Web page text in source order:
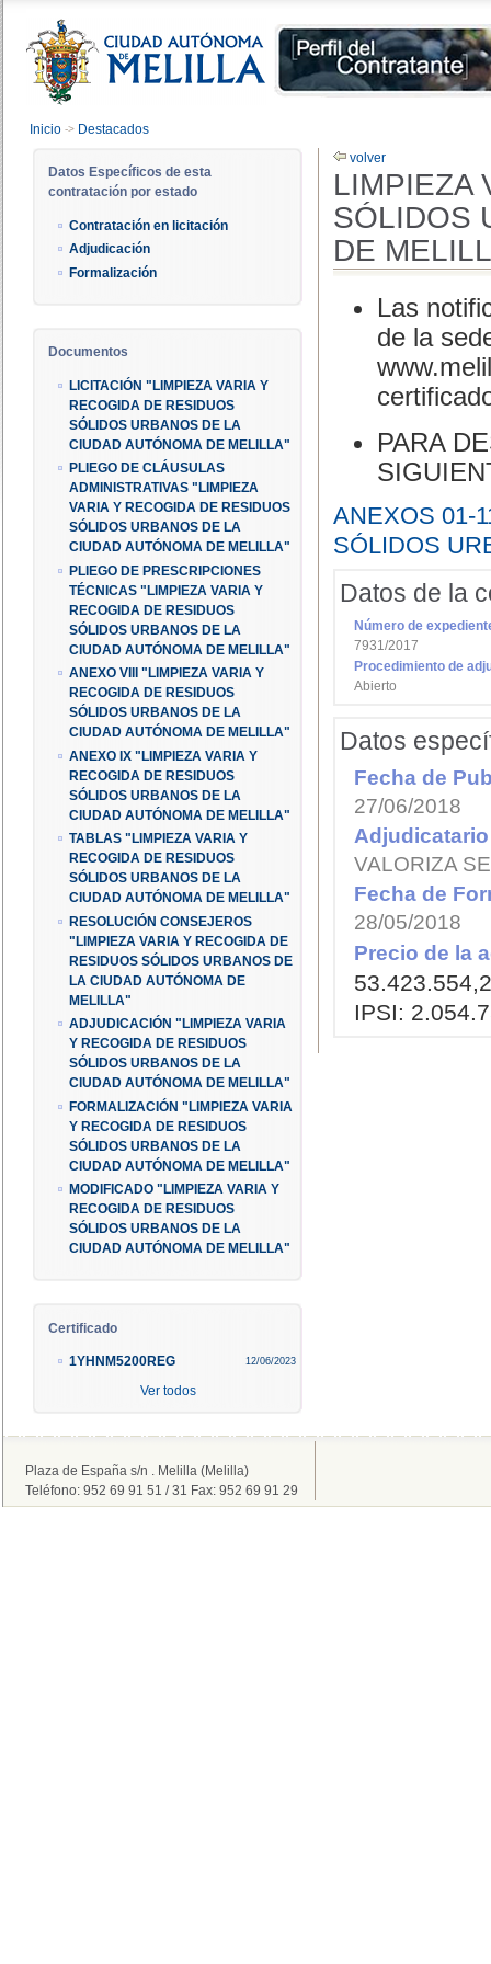
Inicio -> Destacados
Datos Específicos de esta
contratación por estado
Contratación en licitación
Adjudicación
Formalización
Documentos
LICITACIÓN "LIMPIEZA VARIA Y
RECOGIDA DE RESIDUOS
SÓLIDOS URBANOS DE LA
CIUDAD AUTÓNOMA DE MELILLA"
PLIEGO DE CLÁUSULAS
ADMINISTRATIVAS "LIMPIEZA
VARIA Y RECOGIDA DE RESIDUOS
SÓLIDOS URBANOS DE LA
CIUDAD AUTÓNOMA DE MELILLA"
PLIEGO DE PRESCRIPCIONES
TÉCNICAS "LIMPIEZA VARIA Y
RECOGIDA DE RESIDUOS
SÓLIDOS URBANOS DE LA
CIUDAD AUTÓNOMA DE MELILLA"
ANEXO VIII "LIMPIEZA VARIA Y
RECOGIDA DE RESIDUOS
SÓLIDOS URBANOS DE LA
CIUDAD AUTÓNOMA DE MELILLA"
ANEXO IX "LIMPIEZA VARIA Y
RECOGIDA DE RESIDUOS
SÓLIDOS URBANOS DE LA
CIUDAD AUTÓNOMA DE MELILLA"
TABLAS "LIMPIEZA VARIA Y
RECOGIDA DE RESIDUOS
SÓLIDOS URBANOS DE LA
CIUDAD AUTÓNOMA DE MELILLA"
RESOLUCIÓN CONSEJEROS
"LIMPIEZA VARIA Y RECOGIDA DE
RESIDUOS SÓLIDOS URBANOS DE
LA CIUDAD AUTÓNOMA DE
MELILLA"
ADJUDICACIÓN "LIMPIEZA VARIA
Y RECOGIDA DE RESIDUOS
SÓLIDOS URBANOS DE LA
CIUDAD AUTÓNOMA DE MELILLA"
FORMALIZACIÓN "LIMPIEZA VARIA
Y RECOGIDA DE RESIDUOS
SÓLIDOS URBANOS DE LA
CIUDAD AUTÓNOMA DE MELILLA"
MODIFICADO "LIMPIEZA VARIA Y
RECOGIDA DE RESIDUOS
SÓLIDOS URBANOS DE LA
CIUDAD AUTÓNOMA DE MELILLA"
Certificado
12/06/2023
1YHNM5200REG
Ver todos
volver
LIMPIEZA
SÓLIDOS
DE
Las
de la
PARA
ANEXOS 01-
SÓLIDOS
Datos de la
Número de
7931/2017
Procedimiento de
Abierto
Datos
Fecha de
27/06/2018
VALORIZA
Fecha de
28/05/2018
Precio de la
IPSI:
Plaza de España s/n . Melilla (Melilla)
Teléfono: 952 69 91 51 / 31 Fax: 952 69 91 29